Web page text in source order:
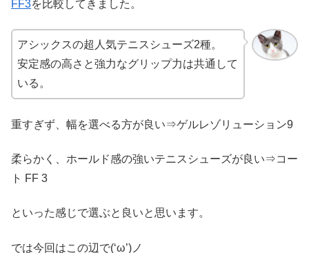
FF3を比較してきました。
アシックスの超人気テニスシューズ2種。
安定感の高さと強力なグリップ力は共通して
いる。
重すぎず、幅を選べる方が良い⇒ゲルレゾリューション9
柔らかく、ホールド感の強いテニスシューズが良い⇒コー
ト FF 3
といった感じで選ぶと良いと思います。
では今回はこの辺で(‘ω’)ノ